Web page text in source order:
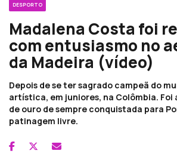
DESPORTO
Madalena Costa foi
com entusiasmo no
da Madeira (vídeo)
Depois de se ter sagrado campeã do
artística, em juniores, na Colômbia. Foi
de ouro de sempre conquistada para
patinagem livre.